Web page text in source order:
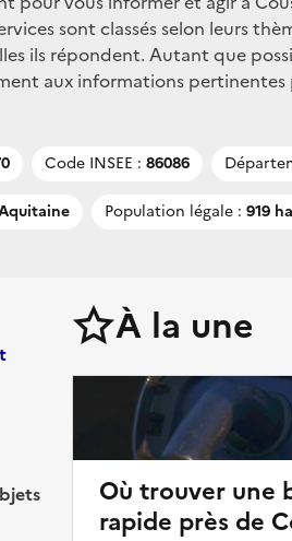
sont classés selon leurs
ils répondent. Autant que
aux informations pertinentes
Code INSEE : 86086
Population légale : 919
À la une
Où trouver une
rapide près de